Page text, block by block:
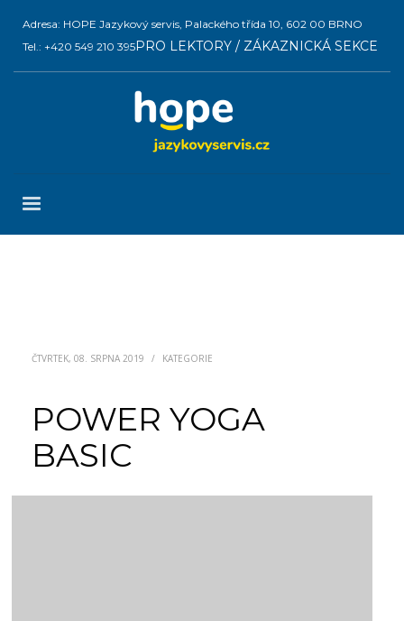
Adresa: HOPE Jazykový servis, Palackého třída 10, 602 00 BRNO
Tel.: +420 549 210 395PRO LEKTORY / ZÁKAZNICKÁ SEKCE
ČTVRTEK, 08. SRPNA 2019 / KATEGORIE
POWER YOGA
BASIC